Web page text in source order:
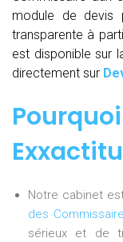
module de devis
transparente à
est disponible sur
directement sur
Notre cabinet
des
sérieux et de